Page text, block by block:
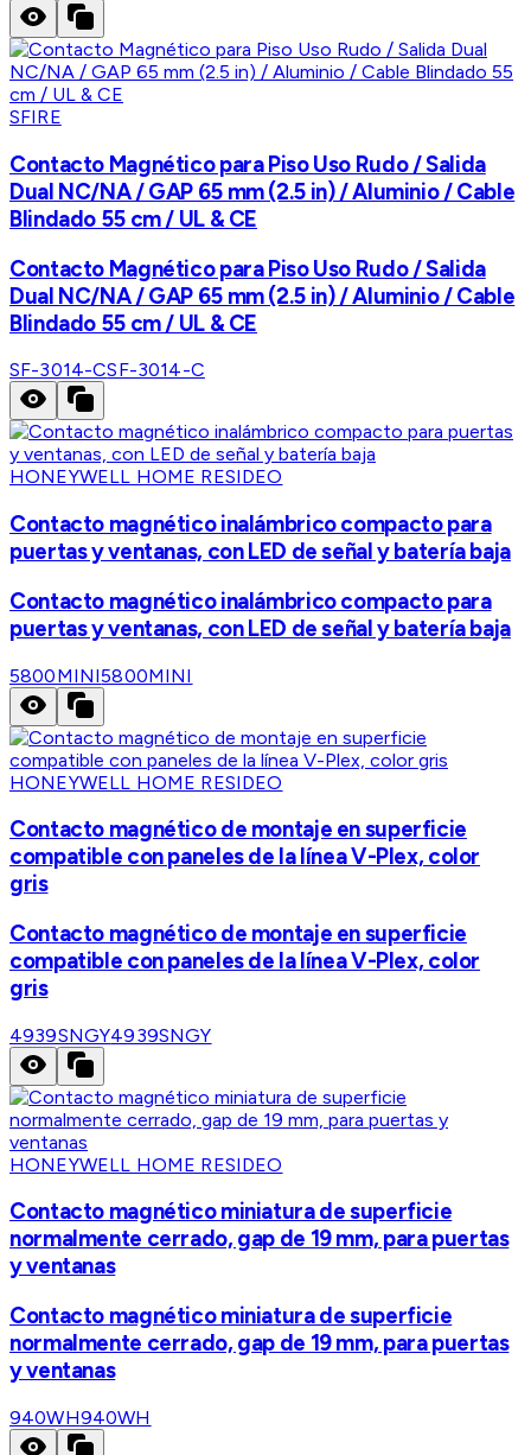
SFIRE
Contacto Magnético para Piso Uso Rudo / Salida
Dual NC/NA / GAP 65 mm (2.5 in) / Aluminio / Cable
Blindado 55 cm / UL & CE
Contacto Magnético para Piso Uso Rudo / Salida
Dual NC/NA / GAP 65 mm (2.5 in) / Aluminio / Cable
Blindado 55 cm / UL & CE
SF-3014-CSF-3014-C
HONEYWELL HOME RESIDEO
Contacto magnético inalámbrico compacto para
puertas y ventanas, con LED de señal y batería baja
Contacto magnético inalámbrico compacto para
puertas y ventanas, con LED de señal y batería baja
5800MINI5800MINI
HONEYWELL HOME RESIDEO
Contacto magnético de montaje en superficie
compatible con paneles de la línea V-Plex, color
gris
Contacto magnético de montaje en superficie
compatible con paneles de la línea V-Plex, color
gris
4939SNGY4939SNGY
HONEYWELL HOME RESIDEO
Contacto magnético miniatura de superficie
normalmente cerrado, gap de 19 mm, para puertas
y ventanas
Contacto magnético miniatura de superficie
normalmente cerrado, gap de 19 mm, para puertas
y ventanas
940WH940WH